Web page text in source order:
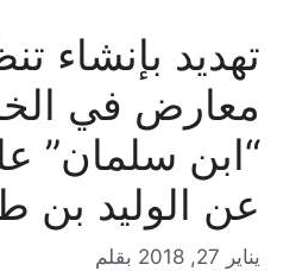
تهديد بإنشاء
معارض في
“ابن سلمان”
عن الوليد بن
يناير 27, 2018 بقلم